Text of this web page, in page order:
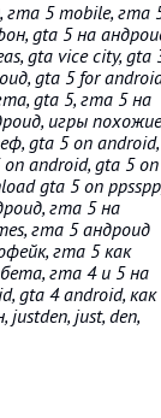
гта 5 mobile, гта
gta 5 на
gta vice city, gta
gta 5 for
gta 5, гта 5 на
игры похожие
gta 5 on android,
android, gta 5 on
gta 5 on
гта 5 на
гта 5 андроид
гта 5 как
гта 4 и 5 на
gta 4 android, как
just, den,